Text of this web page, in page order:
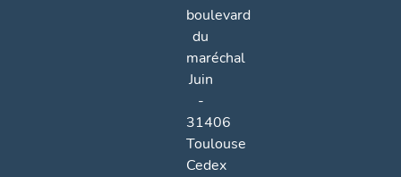
boulevard
du
maréchal
Juin
-
31406
Toulouse
Cedex